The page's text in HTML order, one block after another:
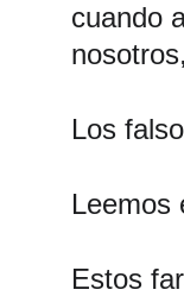
cuando
Los
Leemos
Estos